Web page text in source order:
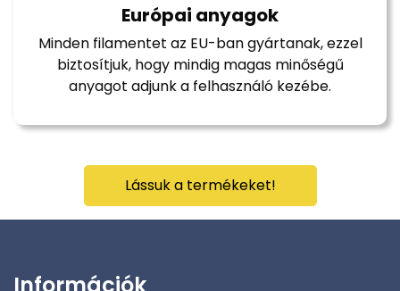
Európai anyagok
Minden filamentet az EU-ban gyártanak, ezzel
biztosítjuk, hogy mindig magas minőségű
anyagot adjunk a felhasználó kezébe.
Lássuk a termékeket!